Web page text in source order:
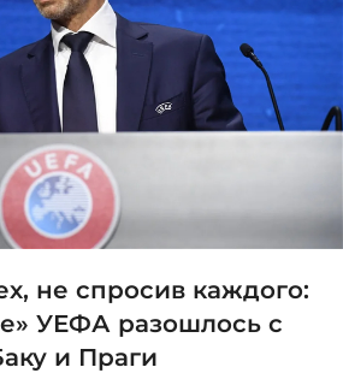
не спросив каждого:
УЕФА разошлось с
и Праги